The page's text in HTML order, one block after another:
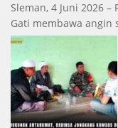
Sleman, 4 Juni 2026
Gati membawa angin